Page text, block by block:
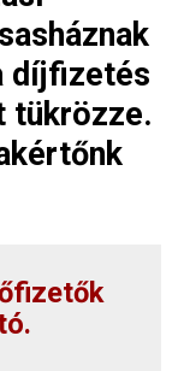
díjfizetés
tükrözze.